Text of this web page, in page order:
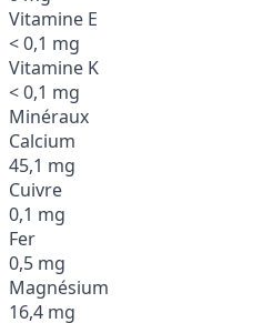
Vitamine E
< 0,1 mg
Vitamine K
< 0,1 mg
Minéraux
Calcium
45,1 mg
Cuivre
0,1 mg
Fer
0,5 mg
Magnésium
16,4 mg